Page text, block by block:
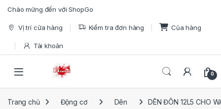
Skip to navigation
Skip to content
Chào mừng đến với ShopGo
Vị trí cửa hàng Kiểm tra đơn hàng Của hàng
Tài khoản
Open 0
Trang chủ Động cơ Dên DÊN ĐÔN 12L5 CHO